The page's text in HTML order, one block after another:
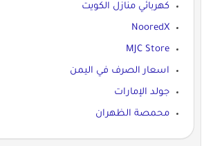
كهربائي منازل الكويت
NooredX
MJC Store
اسعار الصرف في اليمن
جولد الإمارات
محمصة الظهران